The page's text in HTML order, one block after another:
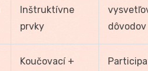
Inštruktívne
prvky
dôvodov
Koučovací +